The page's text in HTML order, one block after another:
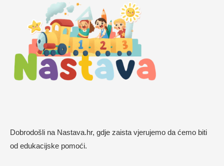
Dobrodošli na Nastava.hr, gdje zaista vjerujemo da ćemo biti
od edukacijske pomoći.